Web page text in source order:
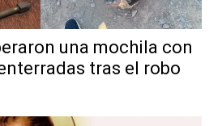
una mochila con
tras el robo